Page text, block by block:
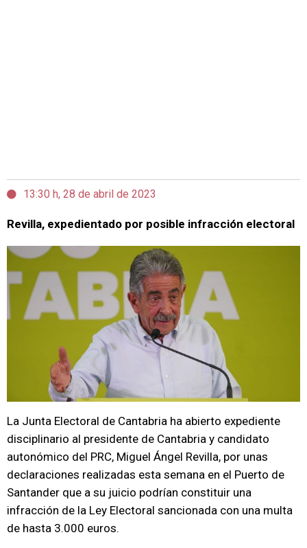
13:30 h, 28 de abril de 2023
Revilla, expedientado por posible infracción electoral
La Junta Electoral de Cantabria ha abierto expediente
disciplinario al presidente de Cantabria y candidato
autonómico del PRC, Miguel Ángel Revilla, por unas
declaraciones realizadas esta semana en el Puerto de
Santander que a su juicio podrían constituir una
infracción de la Ley Electoral sancionada con una multa
de hasta 3.000 euros.